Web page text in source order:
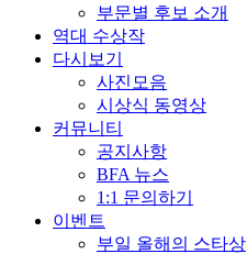
부문별 후보 소개
역대 수상작
다시보기
사진모음
시상식 동영상
커뮤니티
공지사항
BFA 뉴스
1:1 문의하기
이벤트
부일 올해의 스타상